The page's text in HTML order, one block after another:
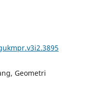
Geometri